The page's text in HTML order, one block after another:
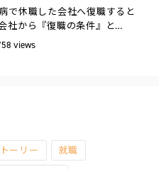
で休職した会社へ復職すると
社から『復職の条件』と…
views
ーリー 就職